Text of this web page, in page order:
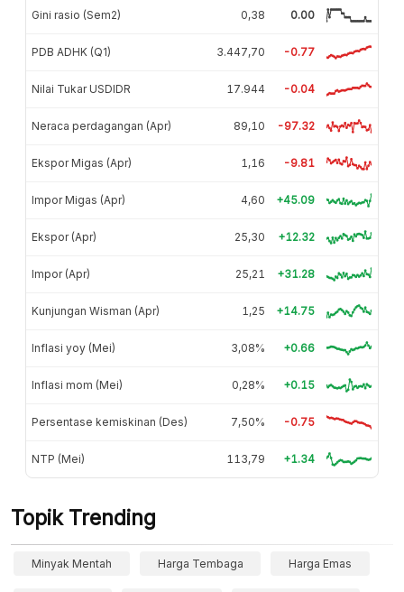
Gini rasio (Sem2) 0,38 0.00
PDB ADHK (Q1) 3.447,70 -0.77
Nilai Tukar USDIDR 17.944 -0.04
Neraca perdagangan (Apr) 89,10 -97.32
Ekspor Migas (Apr) 1,16 -9.81
Impor Migas (Apr) 4,60 +45.09
Ekspor (Apr) 25,30 +12.32
Impor (Apr) 25,21 +31.28
Kunjungan Wisman (Apr) 1,25 +14.75
Inflasi yoy (Mei) 3,08% +0.66
Inflasi mom (Mei) 0,28% +0.15
Persentase kemiskinan (Des) 7,50% -0.75
NTP (Mei) 113,79 +1.34
Topik Trending
Minyak Mentah Harga Tembaga Harga Emas